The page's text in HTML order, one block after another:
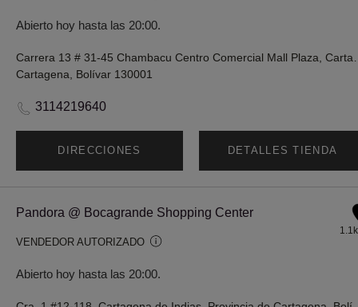
Abierto hoy hasta las 20:00.
Cartagena, Bolívar 130001
3114219640
DIRECCIONES DETALLES TIENDA
Pandora @ Bocagrande Shopping Center
VENDEDOR AUTORIZADO
Abierto hoy hasta las 20:00.